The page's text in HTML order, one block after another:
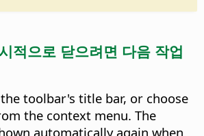
적으로 닫으려면 다음 작업
toolbar's title bar, or choose
the context menu. The
automatically again when